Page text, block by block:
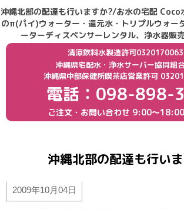
沖縄北部の配達も行いますか?/お水の宅配 Coco
のπ(パイ)ウォーター・還元水・トリプルウォー
ーターディスペンサーレンタル、浄水器販
清涼飲料水製造許可
沖縄県宅配水・浄水サーバー協同組
沖縄県中部保健所喫茶店営業許可
電話：098-898-
ご注文・お問い合わせ 9:00〜
沖縄北部の配達も行い
2009年10月04日